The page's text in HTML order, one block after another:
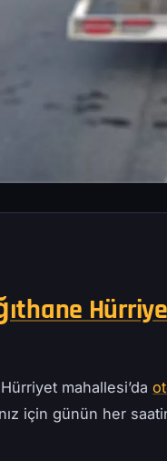
mahallesi’da
için günün her